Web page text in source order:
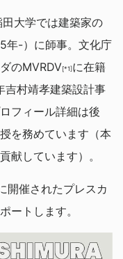
大学では建築家の
年-）に師事。文化庁
のMVRDV[*1]に在籍
吉村靖孝建築設計事
フィール詳細は後
を務めています（本
献しています）。
開催されたプレスカ
ートします。